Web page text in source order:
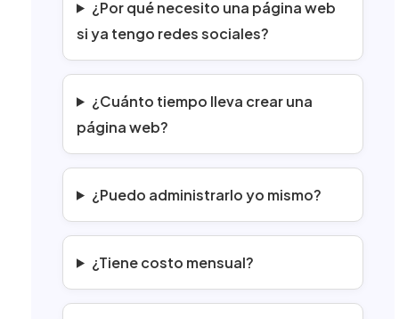
¿Por qué necesito una página web
si ya tengo redes sociales?
¿Cuánto tiempo lleva crear una
página web?
¿Puedo administrarlo yo mismo?
¿Tiene costo mensual?